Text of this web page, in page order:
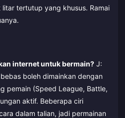
tertutup yang khusus. Ramai
internet untuk bermain? J:
boleh dimainkan dengan
pemain (Speed League, Battle,
aktif. Beberapa ciri
dalam talian, jadi permainan